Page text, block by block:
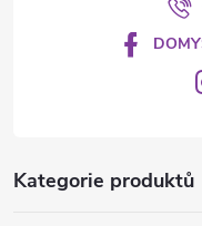
Kategorie produktů